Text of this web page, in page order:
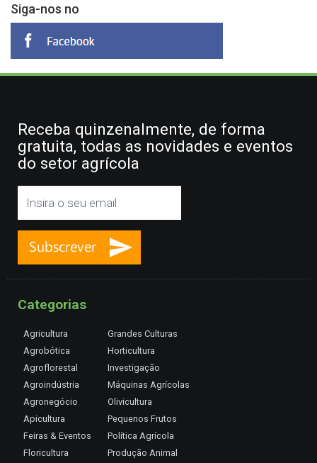
Siga-nos no
Receba quinzenalmente, de forma
gratuita, todas as novidades e eventos
do setor agrícola
Categorias
Agricultura
Agrobótica
Agroflorestal
Agroindústria
Agronegócio
Apicultura
Feiras & Eventos
Floricultura
Grandes Culturas
Horticultura
Investigação
Máquinas Agrícolas
Olivicultura
Pequenos Frutos
Política Agrícola
Produção Animal